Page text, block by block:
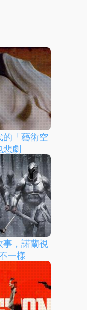
的「藝術空
悲劇
事，諾蘭視
一樣